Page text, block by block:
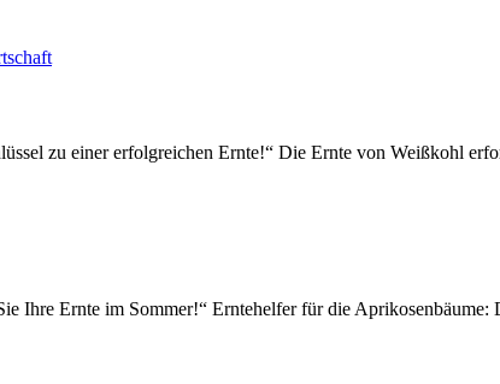
zu einer erfolgreichen Ernte!“ Die Ernte von Weißkohl
Ihre Ernte im Sommer!“ Erntehelfer für die